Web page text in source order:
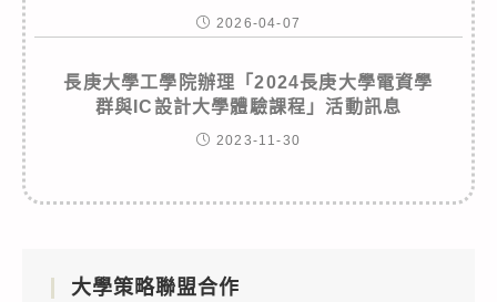
2026-04-07
長庚大學工學院辦理「2024長庚大學電資學
群與IC設計大學體驗課程」活動訊息
2023-11-30
大學策略聯盟合作